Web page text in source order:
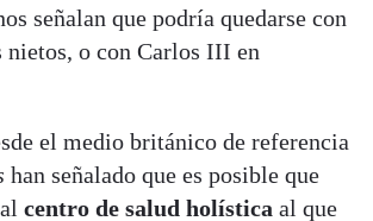
señalan que podría quedarse con
nietos, o con Carlos III en
el medio británico de referencia
han señalado que es posible que
centro de salud holística al que